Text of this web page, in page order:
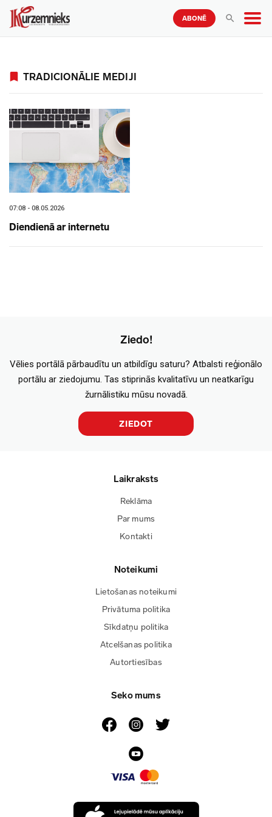
ABONĒ
TRADICIONĀLIE MEDIJI
07:08 - 08.05.2026
Diendienā ar internetu
Ziedo!
Vēlies portālā pārbaudītu un atbildīgu saturu? Atbalsti reģionālo
portālu ar ziedojumu. Tas stiprinās kvalitatīvu un neatkarīgu
žurnālistiku mūsu novadā.
ZIEDOT
Laikraksts
Reklāma
Par mums
Kontakti
Noteikumi
Lietošanas noteikumi
Privātuma politika
Sīkdatņu politika
Atcelšanas politika
Autortiesības
Seko mums